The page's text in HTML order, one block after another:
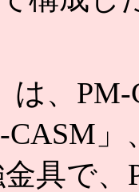
、
CASM
具で